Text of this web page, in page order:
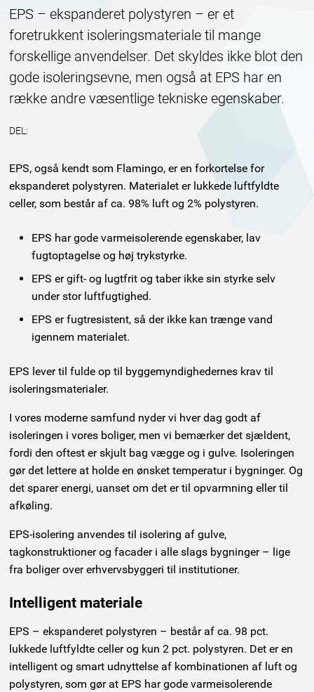
EPS – ekspanderet polystyren – er et
foretrukkent isoleringsmateriale til mange
forskellige anvendelser. Det skyldes ikke blot den
gode isoleringsevne, men også at EPS har en
række andre væsentlige tekniske egenskaber.
DEL:
EPS, også kendt som Flamingo, er en forkortelse for
ekspanderet polystyren. Materialet er lukkede luftfyldte
celler, som består af ca. 98% luft og 2% polystyren.
EPS har gode varmeisolerende egenskaber, lav
fugtoptagelse og høj trykstyrke.
EPS er gift- og lugtfrit og taber ikke sin styrke selv
under stor luftfugtighed.
EPS er fugtresistent, så der ikke kan trænge vand
igennem materialet.
EPS lever til fulde op til byggemyndighedernes krav til
isoleringsmaterialer.
I vores moderne samfund nyder vi hver dag godt af
isoleringen i vores boliger, men vi bemærker det sjældent,
fordi den oftest er skjult bag vægge og i gulve. Isoleringen
gør det lettere at holde en ønsket temperatur i bygninger. Og
det sparer energi, uanset om det er til opvarmning eller til
afkøling.
EPS-isolering anvendes til isolering af gulve,
tagkonstruktioner og facader i alle slags bygninger – lige
fra boliger over erhvervsbyggeri til institutioner.
Intelligent materiale
EPS – ekspanderet polystyren – består af ca. 98 pct.
lukkede luftfyldte celler og kun 2 pct. polystyren. Det er en
intelligent og smart udnyttelse af kombinationen af luft og
polystyren, som gør at EPS har gode varmeisolerende